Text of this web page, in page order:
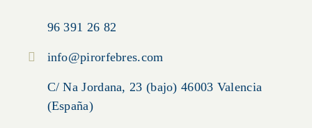
96 391 26 82
info@pirorfebres.com
C/ Na Jordana, 23 (bajo) 46003 Valencia
(España)